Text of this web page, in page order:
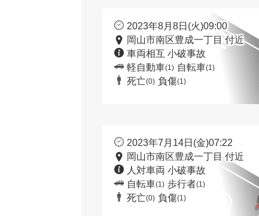
2023年8月8日(火)09:00
岡山市南区豊成一丁目 付近
車両相互 小破事故
軽自動車(1) 自転車(1)
死亡(0) 負傷(1)
2023年7月14日(金)07:22
岡山市南区豊成一丁目 付近
人対車両 小破事故
自転車(1) 歩行者(1)
死亡(0) 負傷(1)